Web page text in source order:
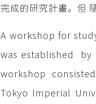
完成的研究計畫。但
A workshop for
was established
workshop
Tokyo Imperial